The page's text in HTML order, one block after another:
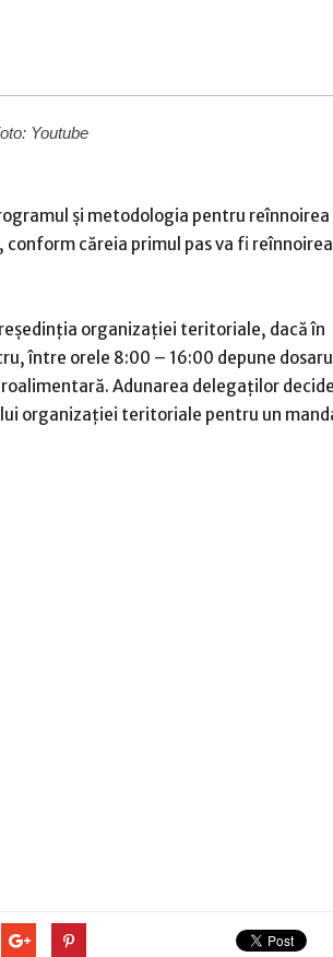
Youtube
și metodologia pentru reînnoirea
căreia primul pas va fi reînnoirea
organizației teritoriale, dacă în
între orele 8:00 – 16:00 depune
Adunarea delegaților
organizației teritoriale pentru un